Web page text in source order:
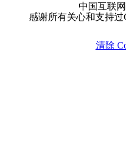
中国互联
感谢所有关心和支持
清除